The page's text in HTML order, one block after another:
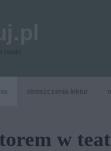
streszczenia lektur
w